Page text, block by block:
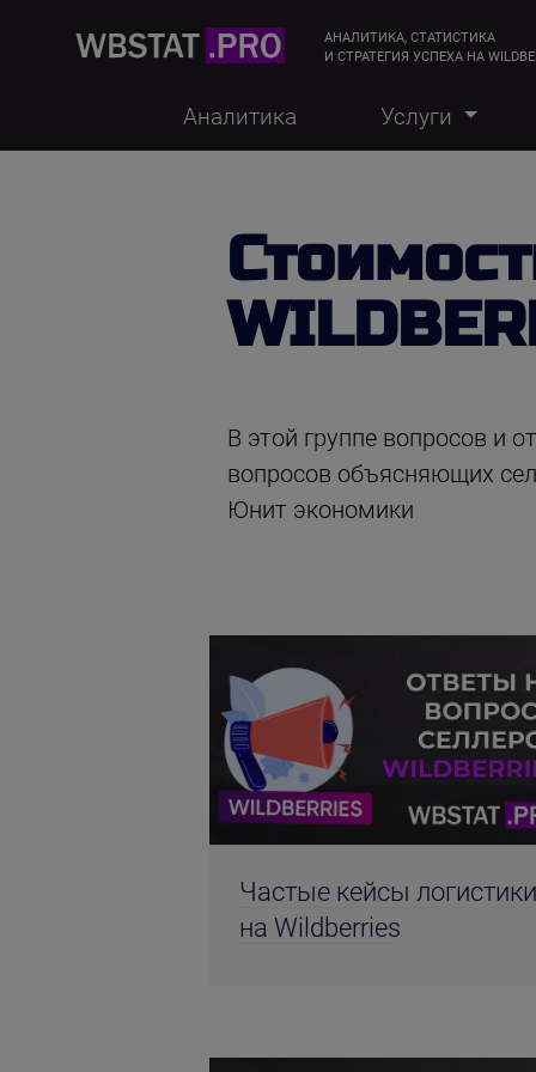
АНАЛИТИКА, СТАТИСТИКА
И СТРАТЕГИЯ УСПЕХА НА
Аналитика Услуги
В этой группе вопросов и
вопросов объясняющих
Юнит экономики
Частые кейсы логистики
на Wildberries